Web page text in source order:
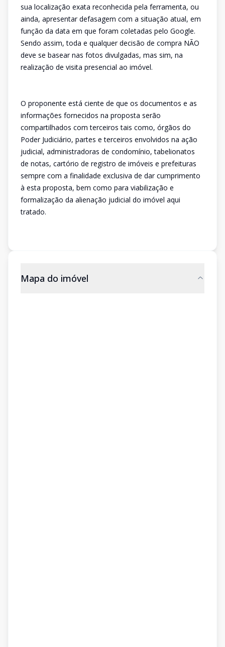
sua localização exata reconhecida pela ferramenta, ou
ainda, apresentar defasagem com a situação atual, em
função da data em que foram coletadas pelo Google.
Sendo assim, toda e qualquer decisão de compra NÃO
deve se basear nas fotos divulgadas, mas sim, na
realização de visita presencial ao imóvel.
O proponente está ciente de que os documentos e as
informações fornecidos na proposta serão
compartilhados com terceiros tais como, órgãos do
Poder Judiciário, partes e terceiros envolvidos na ação
judicial, administradoras de condomínio, tabelionatos
de notas, cartório de registro de imóveis e prefeituras
sempre com a finalidade exclusiva de dar cumprimento
à esta proposta, bem como para viabilização e
formalização da alienação judicial do imóvel aqui
tratado.
Mapa do imóvel